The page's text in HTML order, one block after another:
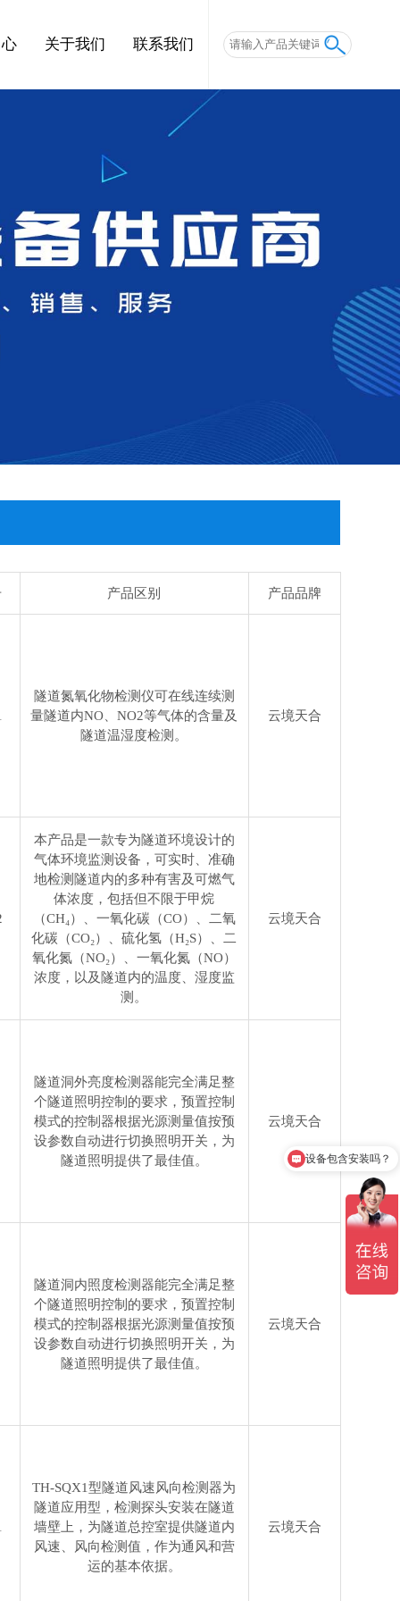
关于我们 联系我们
产品区别 产品品牌
隧道氮氧化物检测仪可在线连续测
量隧道内NO、NO2等气体的含量及
隧道温湿度检测。
云境天合
本产品是一款专为隧道环境设计的
气体环境监测设备，可实时、准确
地检测隧道内的多种有害及可燃气
体浓度，包括但不限于甲烷
（CH₄）、一氧化碳（CO）、二氧
化碳（CO₂）、硫化氢（H₂S）、二
氧化氮（NO₂）、一氧化氮（NO）
浓度，以及隧道内的温度、湿度监
测。
云境天合
隧道洞外亮度检测器能完全满足整
个隧道照明控制的要求，预置控制
模式的控制器根据光源测量值按预
设参数自动进行切换照明开关，为
隧道照明提供了最佳值。
云境天合
隧道洞内照度检测器能完全满足整
个隧道照明控制的要求，预置控制
模式的控制器根据光源测量值按预
设参数自动进行切换照明开关，为
隧道照明提供了最佳值。
云境天合
TH-SQX1型隧道风速风向检测器为
隧道应用型，检测探头安装在隧道
墙壁上，为隧道总控室提供隧道内
风速、风向检测值，作为通风和营
运的基本依据。
云境天合
设备包含安装吗？
质保时间是多久？